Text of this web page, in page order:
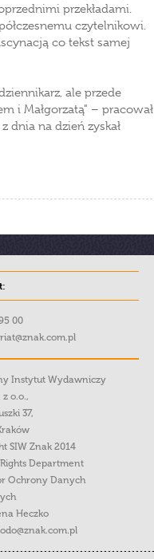
przekładami.
czytelnikowi.
co tekst samej
ale przede
i Małgorzatą" – pracował
dnia na dzień zyskał
00
Instytut Wydawniczy
z o.o.,
37,
SIW Znak 2014
Department
Ochrony Danych
Heczko